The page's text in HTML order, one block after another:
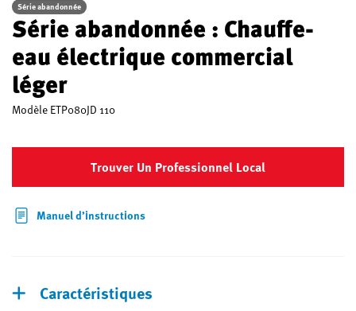
Série abandonnée
Série abandonnée : Chauffe-
eau électrique commercial
léger
Modèle ETP080JD 110
Trouver Un Professionnel Local
Manuel d’instructions
Caractéristiques